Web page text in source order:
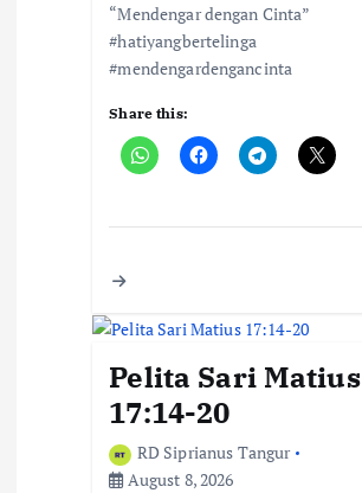
“Mendengar dengan Cinta”
#hatiyangbertelinga
#mendengardengancinta
Share this:
Pelita Sari Matius
17:14-20
RD Siprianus Tangur
August 8, 2026